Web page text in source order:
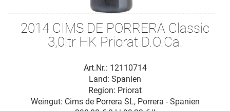
2014 CIMS DE PORRERA Classic
3,0ltr HK Priorat D.O.Ca.
Art.Nr.: 12110714
Land: Spanien
Region: Priorat
Weingut: Cims de Porrera SL, Porrera - Spanien